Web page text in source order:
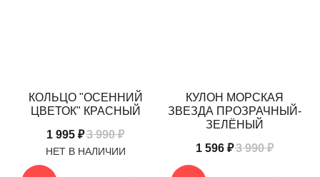
КОЛЬЦО "ОСЕННИЙ
ЦВЕТОК" КРАСНЫЙ
1 995 ₽3 990 ₽
КУЛОН МОРСКАЯ
ЗВЕЗДА ПРОЗРАЧНЫЙ-
ЗЕЛЁНЫЙ
1 596 ₽3 990 ₽